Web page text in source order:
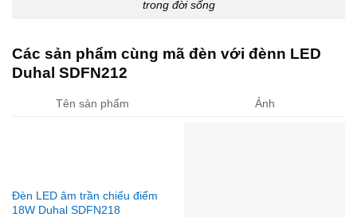
trong đời sống
Các sản phẩm cùng mã đèn với đènn LED
Duhal SDFN212
Tên sản phẩm Ảnh
Đèn LED âm trần chiếu điểm
18W Duhal SDFN218